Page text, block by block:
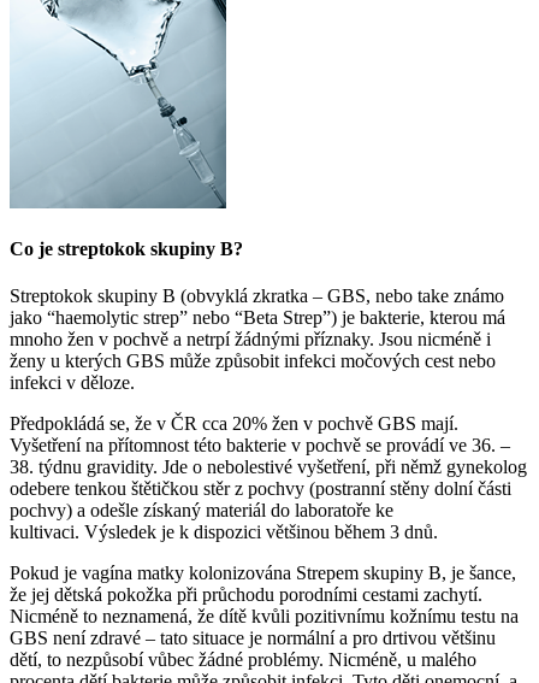
Co je streptokok skupiny B?
Streptokok skupiny B (obvyklá zkratka – GBS, nebo take známo
jako “haemolytic strep” nebo “Beta Strep”) je bakterie, kterou má
mnoho žen v pochvě a netrpí žádnými příznaky. Jsou nicméně i
ženy u kterých GBS může způsobit infekci močových cest nebo
infekci v děloze.
Předpokládá se, že v ČR cca 20% žen v pochvě GBS mají.
Vyšetření na přítomnost této bakterie v pochvě se provádí ve 36. –
38. týdnu gravidity. Jde o nebolestivé vyšetření, při němž gynekolog
odebere tenkou štětičkou stěr z pochvy (postranní stěny dolní části
pochvy) a odešle získaný materiál do laboratoře ke
kultivaci. Výsledek je k dispozici většinou během 3 dnů.
Pokud je vagína matky kolonizována Strepem skupiny B, je šance,
že jej dětská pokožka při průchodu porodními cestami zachytí.
Nicméně to neznamená, že dítě kvůli pozitivnímu kožnímu testu na
GBS není zdravé – tato situace je normální a pro drtivou většinu
dětí, to nezpůsobí vůbec žádné problémy. Nicméně, u malého